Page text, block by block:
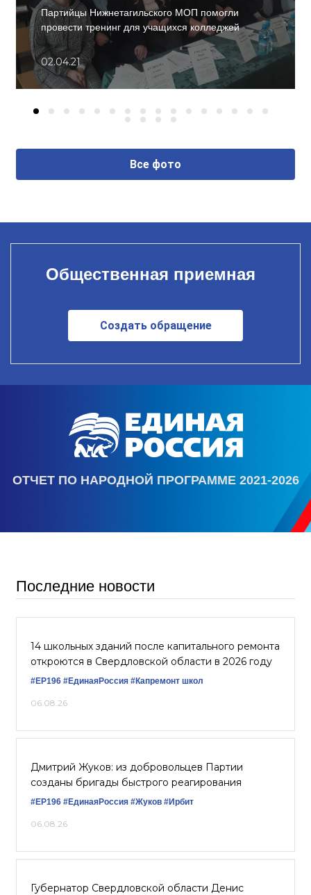
Партийцы Нижнетагильского МОП помогли
провести тренинг для учащихся колледжей
02.04.21
Все фото
Общественная приемная
Создать обращение
ОТЧЕТ ПО НАРОДНОЙ ПРОГРАММЕ 2021-2026
Последние новости
14 школьных зданий после капитального ремонта
откроются в Свердловской области в 2026 году
#ЕР196 #ЕдинаяРоссия #Капремонт школ
06.08.26
Дмитрий Жуков: из добровольцев Партии
созданы бригады быстрого реагирования
#ЕР196 #‎ЕдинаяРоссия #Жуков #Ирбит
06.08.26
Губернатор Свердловской области Денис